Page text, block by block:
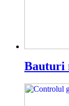
Bauturi